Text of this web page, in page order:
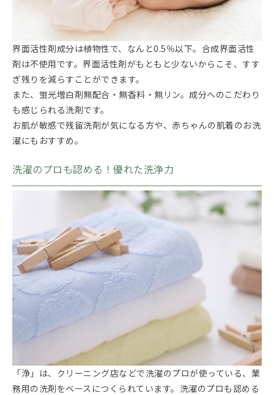
界面活性剤成分は植物性で、なんと0.5％以下。合成界面活性
剤は不使用です。界面活性剤がもともと少ないからこそ、すす
ぎ残りを減らすことができます。
また、蛍光増白剤無配合・無香料・無リン。成分へのこだわり
も感じられる洗剤です。
お肌が敏感で残留洗剤が気になる方や、赤ちゃんの肌着のお洗
濯にもおすすめ。
洗濯のプロも認める！優れた洗浄力
「浄」は、クリーニング店などで洗濯のプロが使っている、業
務用の洗剤をベースにつくられています。洗濯のプロも認める